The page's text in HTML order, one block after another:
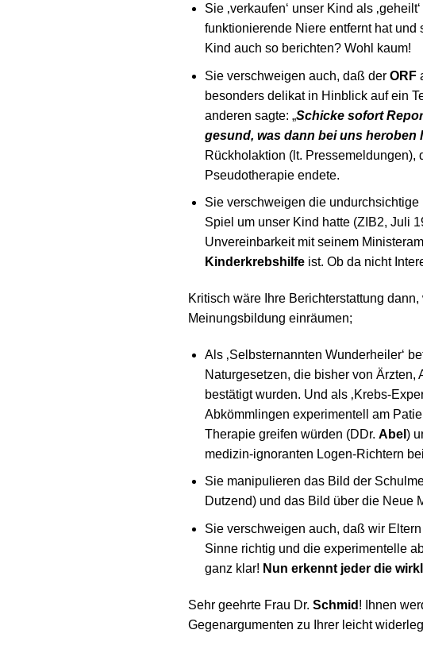
Sie ‚verkaufen‘ unser Kind als
funktionierende Niere entfernt hat
Kind auch so berichten? Wohl kaum!
Sie verschweigen auch, daß der ORF
besonders delikat in Hinblick auf ein
anderen sagte: „Schicke sofort
gesund, was dann bei uns heroben
Rückholaktion (lt.
Pseudotherapie endete.
Sie verschweigen die undurchsichtige
Spiel um unser Kind hatte (ZIB2, Juli
Unvereinbarkeit mit seinem
Kinderkrebshilfeist. Ob da nicht
Kritisch wäre Ihre Berichterstattung
Meinungsbildung einräumen;
Als ‚Selbsternannten Wunderheiler‘
Naturgesetzen, die bisher von
bestätigt wurden. Und als ‚Krebs-
Abkömmlingen experimentell am
Therapie greifen würden (DDr. Abel )
medizin-ignoranten Logen-Richtern
Sie manipulieren das Bild der
Dutzend) und das Bild über die Neue
Sie verschweigen auch, daß wir
Sinne richtig und die experimentelle
ganz klar! Nun erkennt jeder die
Sehr geehrte Frau Dr. Schmid ! Ihnen
Gegenargumenten zu Ihrer leicht